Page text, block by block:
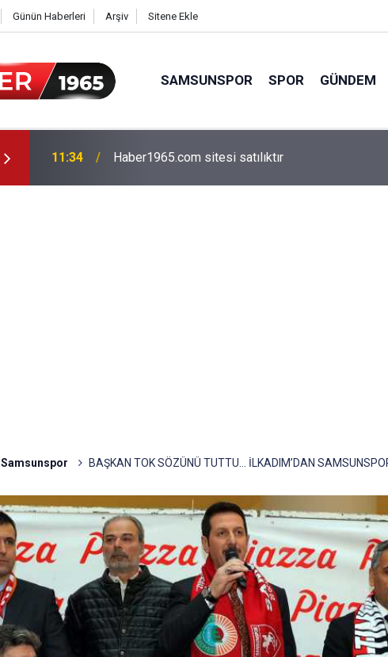
Günün Haberleri Arşiv Sitene Ekle
SAMSUNSPOR SPOR GÜNDEM
15:52 Milyonlarca emekliyi ilgilendiriyor: Zamlı maaşlar
Samsunspor BAŞKAN TOK SÖZÜNÜ TUTTU… İLKADIM’DAN